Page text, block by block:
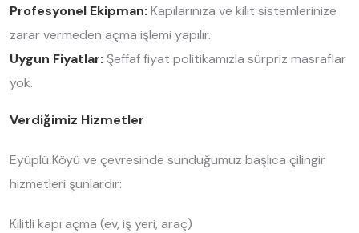
Profesyonel Ekipman: Kapılarınıza ve kilit sistemlerinize
zarar vermeden açma işlemi yapılır.
Uygun Fiyatlar: Şeffaf fiyat politikamızla sürpriz masraflar
yok.
Verdiğimiz Hizmetler
Eyüplü Köyü ve çevresinde sunduğumuz başlıca çilingir
hizmetleri şunlardır:
Kilitli kapı açma (ev, iş yeri, araç)